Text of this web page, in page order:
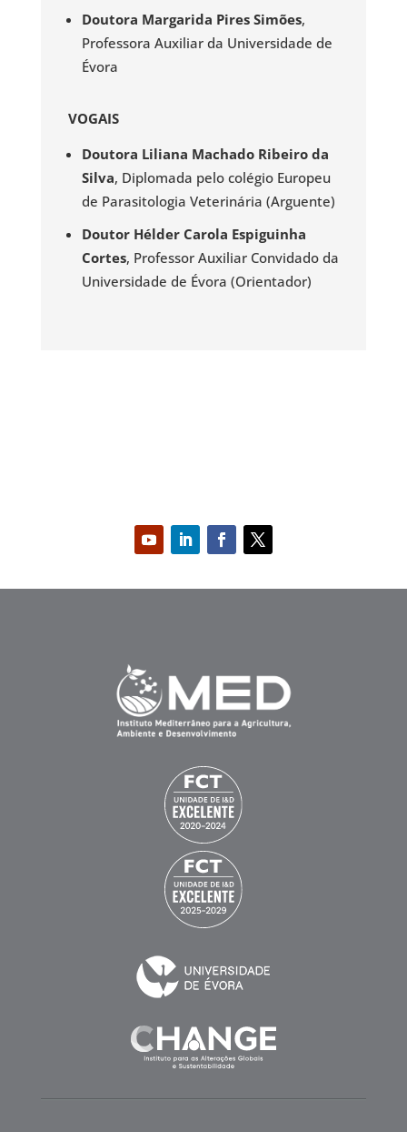
Doutora Margarida Pires Simões,
Professora Auxiliar da Universidade de
Évora
VOGAIS
Doutora Liliana Machado Ribeiro da
Silva, Diplomada pelo colégio Europeu
de Parasitologia Veterinária (Arguente)
Doutor Hélder Carola Espiguinha
Cortes, Professor Auxiliar Convidado da
Universidade de Évora (Orientador)